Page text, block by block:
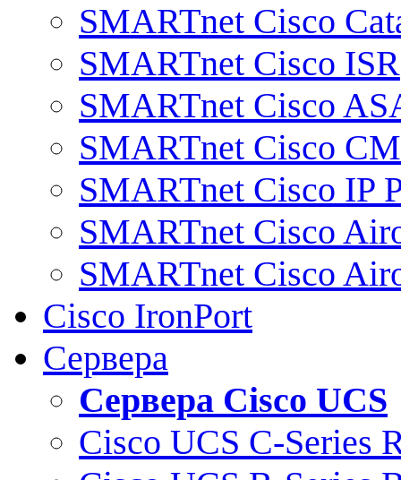
SMARTnet Cisco
SMARTnet Cisco ISR
SMARTnet Cisco
SMARTnet Cisco
SMARTnet Cisco IP
SMARTnet Cisco
SMARTnet Cisco
Cisco IronPort
Сервера
Сервера Cisco UCS
Cisco UCS C-Series